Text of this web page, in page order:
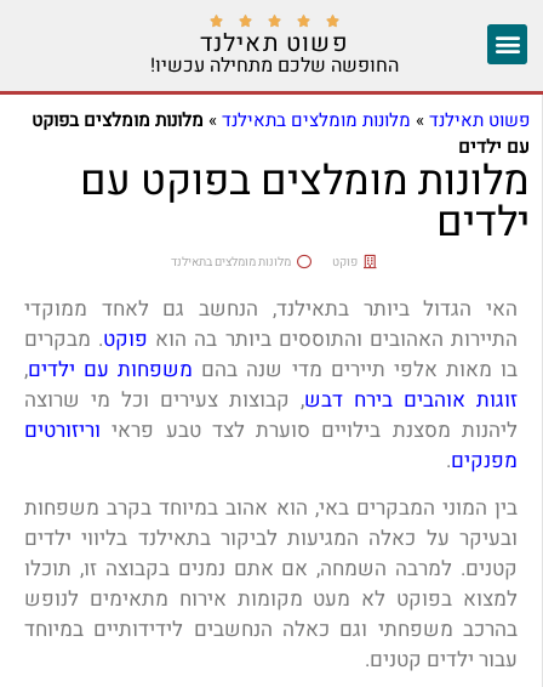





פשוט תאילנד
החופשה שלכם מתחילה עכשיו!
פשוט תאילנד» מלונות מומלצים בתאילנד» מלונות מומלצים בפוקט
עם ילדים
מלונות מומלצים בפוקט עם
ילדים
פוקט מלונות מומלצים בתאילנד
האי הגדול ביותר בתאילנד, הנחשב גם לאחד ממוקדי
התיירות האהובים והתוססים ביותר בה הוא פוקט. מבקרים
בו מאות אלפי תיירים מדי שנה בהם משפחות עם ילדים,
זוגות אוהבים בירח דבש, קבוצות צעירים וכל מי שרוצה
ליהנות מסצנת בילויים סוערת לצד טבע פראי וריזורטים
מפנקים.
בין המוני המבקרים באי, הוא אהוב במיוחד בקרב משפחות
ובעיקר על כאלה המגיעות לביקור בתאילנד בליווי ילדים
קטנים. למרבה השמחה, אם אתם נמנים בקבוצה זו, תוכלו
למצוא בפוקט לא מעט מקומות אירוח מתאימים לנופש
בהרכב משפחתי וגם כאלה הנחשבים לידידותיים במיוחד
עבור ילדים קטנים.